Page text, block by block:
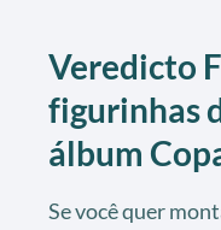
Veredicto
figurinhas
álbum
Se você quer